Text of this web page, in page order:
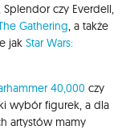
czy Everdell,
Gathering , a także
jak Star Wars:
40,000 czy
wybór figurek, a dla
artystów mamy